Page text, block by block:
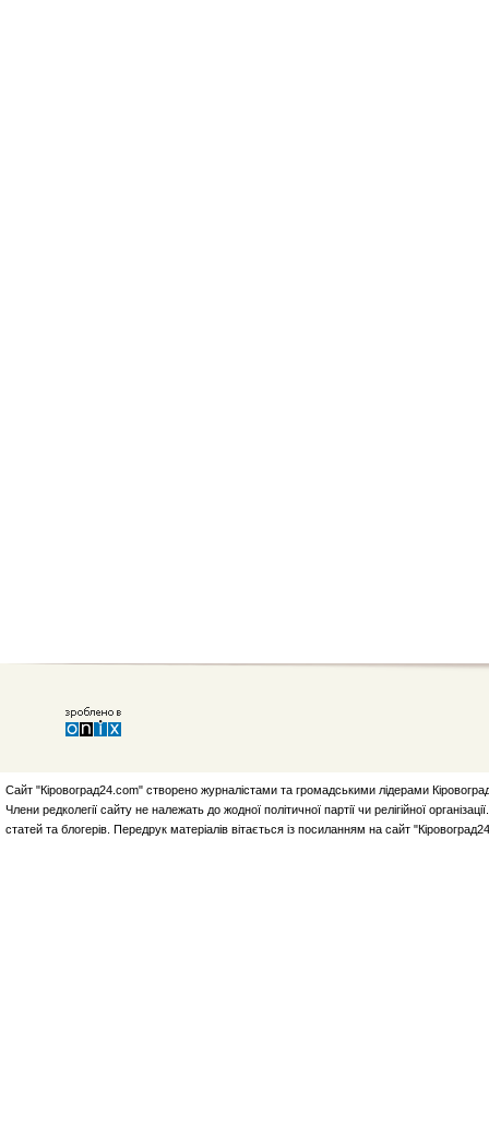
Сайт "Кіровоград24.com" створено журналістами та громадськими лідерами
Члени редколегії сайту не належать до жодної політичної партії чи релігійної
статей та блогерів. Передрук матеріалів вітається із посиланням на сайт